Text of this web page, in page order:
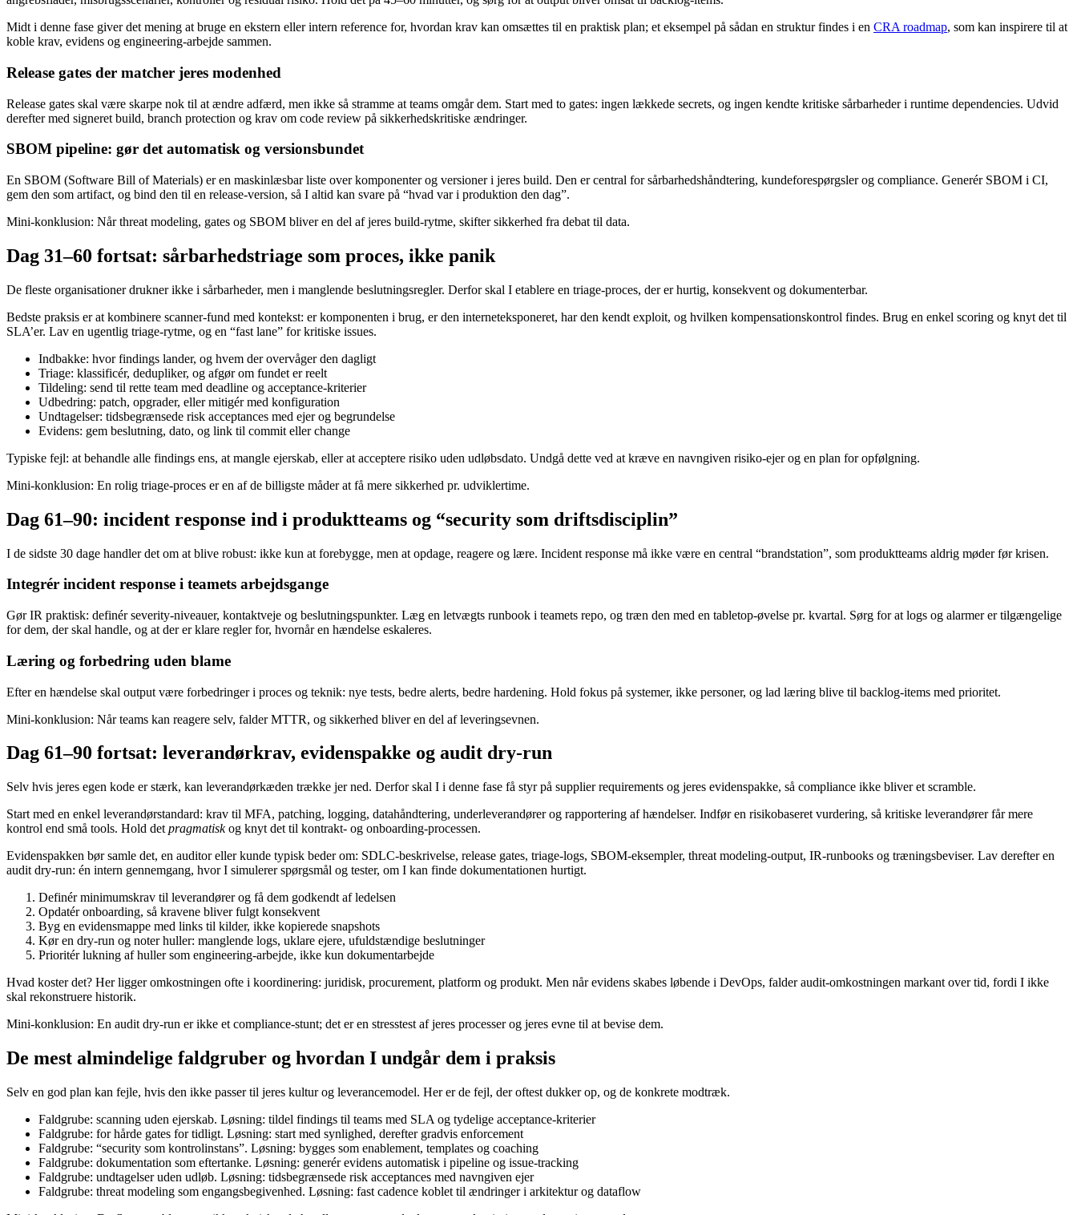
Midt i denne fase giver det mening at bruge en ekstern eller intern reference for, hvordan krav kan omsættes til en praktisk plan; et eksempel på sådan en struktur findes i en CRA roadmap, som kan inspirere til at
koble krav, evidens og engineering-arbejde sammen.
Release gates der matcher jeres modenhed
Release gates skal være skarpe nok til at ændre adfærd, men ikke så stramme at teams omgår dem. Start med to gates: ingen lækkede secrets, og ingen kendte kritiske sårbarheder i runtime dependencies. Udvid
derefter med signeret build, branch protection og krav om code review på sikkerhedskritiske ændringer.
SBOM pipeline: gør det automatisk og versionsbundet
En SBOM (Software Bill of Materials) er en maskinlæsbar liste over komponenter og versioner i jeres build. Den er central for sårbarhedshåndtering, kundeforespørgsler og compliance. Generér SBOM i CI,
gem den som artifact, og bind den til en release-version, så I altid kan svare på “hvad var i produktion den dag”.
Mini-konklusion: Når threat modeling, gates og SBOM bliver en del af jeres build-rytme, skifter sikkerhed fra debat til data.
Dag 31–60 fortsat: sårbarhedstriage som proces, ikke panik
De fleste organisationer drukner ikke i sårbarheder, men i manglende beslutningsregler. Derfor skal I etablere en triage-proces, der er hurtig, konsekvent og dokumenterbar.
Bedste praksis er at kombinere scanner-fund med kontekst: er komponenten i brug, er den interneteksponeret, har den kendt exploit, og hvilken kompensationskontrol findes. Brug en enkel scoring og knyt det til
SLA’er. Lav en ugentlig triage-rytme, og en “fast lane” for kritiske issues.
Indbakke: hvor findings lander, og hvem der overvåger den dagligt
Triage: klassificér, dedupliker, og afgør om fundet er reelt
Tildeling: send til rette team med deadline og acceptance-kriterier
Udbedring: patch, opgrader, eller mitigér med konfiguration
Undtagelser: tidsbegrænsede risk acceptances med ejer og begrundelse
Evidens: gem beslutning, dato, og link til commit eller change
Typiske fejl: at behandle alle findings ens, at mangle ejerskab, eller at acceptere risiko uden udløbsdato. Undgå dette ved at kræve en navngiven risiko-ejer og en plan for opfølgning.
Mini-konklusion: En rolig triage-proces er en af de billigste måder at få mere sikkerhed pr. udviklertime.
Dag 61–90: incident response ind i produktteams og “security som driftsdisciplin”
I de sidste 30 dage handler det om at blive robust: ikke kun at forebygge, men at opdage, reagere og lære. Incident response må ikke være en central “brandstation”, som produktteams aldrig møder før krisen.
Integrér incident response i teamets arbejdsgange
Gør IR praktisk: definér severity-niveauer, kontaktveje og beslutningspunkter. Læg en letvægts runbook i teamets repo, og træn den med en tabletop-øvelse pr. kvartal. Sørg for at logs og alarmer er tilgængelige
for dem, der skal handle, og at der er klare regler for, hvornår en hændelse eskaleres.
Læring og forbedring uden blame
Efter en hændelse skal output være forbedringer i proces og teknik: nye tests, bedre alerts, bedre hardening. Hold fokus på systemer, ikke personer, og lad læring blive til backlog-items med prioritet.
Mini-konklusion: Når teams kan reagere selv, falder MTTR, og sikkerhed bliver en del af leveringsevnen.
Dag 61–90 fortsat: leverandørkrav, evidenspakke og audit dry-run
Selv hvis jeres egen kode er stærk, kan leverandørkæden trække jer ned. Derfor skal I i denne fase få styr på supplier requirements og jeres evidenspakke, så compliance ikke bliver et scramble.
Start med en enkel leverandørstandard: krav til MFA, patching, logging, datahåndtering, underleverandører og rapportering af hændelser. Indfør en risikobaseret vurdering, så kritiske leverandører får mere
kontrol end små tools. Hold det pragmatiskog knyt det til kontrakt- og onboarding-processen.
Evidenspakken bør samle det, en auditor eller kunde typisk beder om: SDLC-beskrivelse, release gates, triage-logs, SBOM-eksempler, threat modeling-output, IR-runbooks og træningsbeviser. Lav derefter en
audit dry-run: én intern gennemgang, hvor I simulerer spørgsmål og tester, om I kan finde dokumentationen hurtigt.
Definér minimumskrav til leverandører og få dem godkendt af ledelsen
Opdatér onboarding, så kravene bliver fulgt konsekvent
Byg en evidensmappe med links til kilder, ikke kopierede snapshots
Kør en dry-run og noter huller: manglende logs, uklare ejere, ufuldstændige beslutninger
Prioritér lukning af huller som engineering-arbejde, ikke kun dokumentarbejde
Hvad koster det? Her ligger omkostningen ofte i koordinering: juridisk, procurement, platform og produkt. Men når evidens skabes løbende i DevOps, falder audit-omkostningen markant over tid, fordi I ikke
skal rekonstruere historik.
Mini-konklusion: En audit dry-run er ikke et compliance-stunt; det er en stresstest af jeres processer og jeres evne til at bevise dem.
De mest almindelige faldgruber og hvordan I undgår dem i praksis
Selv en god plan kan fejle, hvis den ikke passer til jeres kultur og leverancemodel. Her er de fejl, der oftest dukker op, og de konkrete modtræk.
Faldgrube: scanning uden ejerskab. Løsning: tildel findings til teams med SLA og tydelige acceptance-kriterier
Faldgrube: for hårde gates for tidligt. Løsning: start med synlighed, derefter gradvis enforcement
Faldgrube: “security som kontrolinstans”. Løsning: bygges som enablement, templates og coaching
Faldgrube: dokumentation som eftertanke. Løsning: generér evidens automatisk i pipeline og issue-tracking
Faldgrube: undtagelser uden udløb. Løsning: tidsbegrænsede risk acceptances med navngiven ejer
Faldgrube: threat modeling som engangsbegivenhed. Løsning: fast cadence koblet til ændringer i arkitektur og dataflow